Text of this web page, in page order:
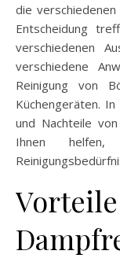
die
Entscheidung
verschiedenen
verschiedene
Reinigung von
Küchengeräten.
und Nachteile
Ihnen